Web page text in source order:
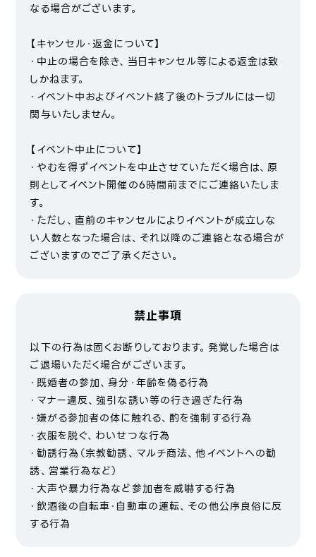
なる場合がございます。
【キャンセル・返金について】
・中止の場合を除き、当日キャンセル等による返金は致
しかねます。
・イベント中およびイベント終了後のトラブルには一切
関与いたしません。
【イベント中止について】
・やむを得ずイベントを中止させていただく場合は、原
則としてイベント開催の6時間前までにご連絡いたしま
す。
・ただし、直前のキャンセルによりイベントが成立しな
い人数となった場合は、それ以降のご連絡となる場合が
ございますのでご了承ください。
禁止事項
以下の行為は固くお断りしております。発覚した場合は
ご退場いただく場合がございます。
・既婚者の参加、身分・年齢を偽る行為
・マナー違反、強引な誘い等の行き過ぎた行為
・嫌がる参加者の体に触れる、酌を強制する行為
・衣服を脱ぐ、わいせつな行為
・勧誘行為（宗教勧誘、マルチ商法、他イベントへの勧
誘、営業行為など）
・大声や暴力行為など参加者を威嚇する行為
・飲酒後の自転車・自動車の運転、その他公序良俗に反
する行為